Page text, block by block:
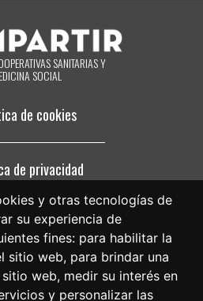
y otras tecnologías de
su experiencia de
fines: para habilitar la
sitio web, para brindar una
web, medir su interés en
y personalizar las
momento haciendo clic en el enlace
de página de cualquier correo
parte, o poniéndose en contacto
compartir@fespriu.org.
SANITARIAS Y
SOCIAL
de cookies
de privacidad
legal